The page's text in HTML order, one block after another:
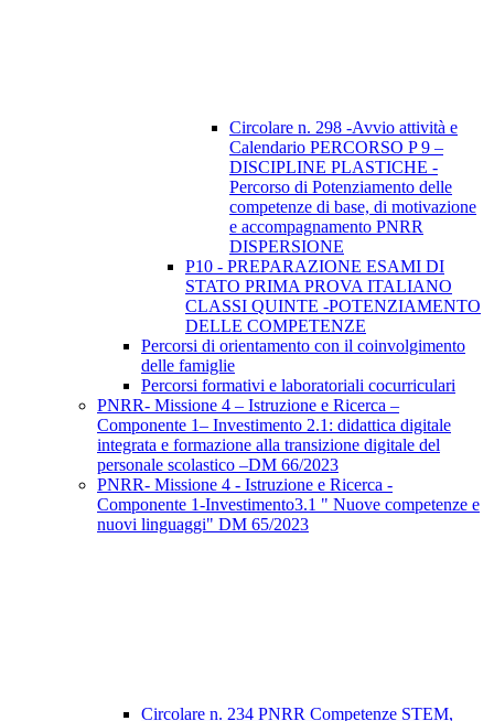
Circolare n. 298 -Avvio attività e
Calendario PERCORSO P 9 –
DISCIPLINE PLASTICHE -
Percorso di Potenziamento delle
competenze di base, di motivazione
e accompagnamento PNRR
DISPERSIONE
P10 - PREPARAZIONE ESAMI DI
STATO PRIMA PROVA ITALIANO
CLASSI QUINTE -POTENZIAMENTO
DELLE COMPETENZE
Percorsi di orientamento con il coinvolgimento
delle famiglie
Percorsi formativi e laboratoriali cocurriculari
PNRR- Missione 4 – Istruzione e Ricerca –
Componente 1– Investimento 2.1: didattica digitale
integrata e formazione alla transizione digitale del
personale scolastico –DM 66/2023
PNRR- Missione 4 - Istruzione e Ricerca -
Componente 1-Investimento3.1 " Nuove competenze e
nuovi linguaggi" DM 65/2023
Circolare n. 234 PNRR Competenze STEM,